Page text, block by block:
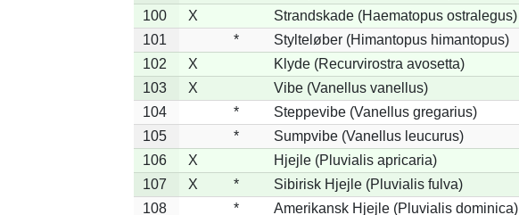
100
X
Strandskade (Haematopus ostralegus)
101
*
Stylteløber (Himantopus himantopus)
102
X
Klyde (Recurvirostra avosetta)
103
X
Vibe (Vanellus vanellus)
104
*
Steppevibe (Vanellus gregarius)
105
*
Sumpvibe (Vanellus leucurus)
106
X
Hjejle (Pluvialis apricaria)
107
X * Sibirisk Hjejle (Pluvialis fulva)
108
* Amerikansk Hjejle (Pluvialis dominica)